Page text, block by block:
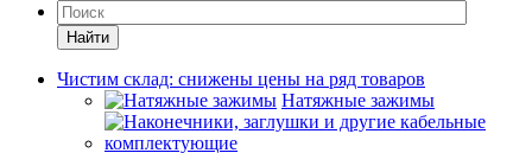
Найти
Чистим склад: снижены цены на ряд товаров
Натяжные зажимы